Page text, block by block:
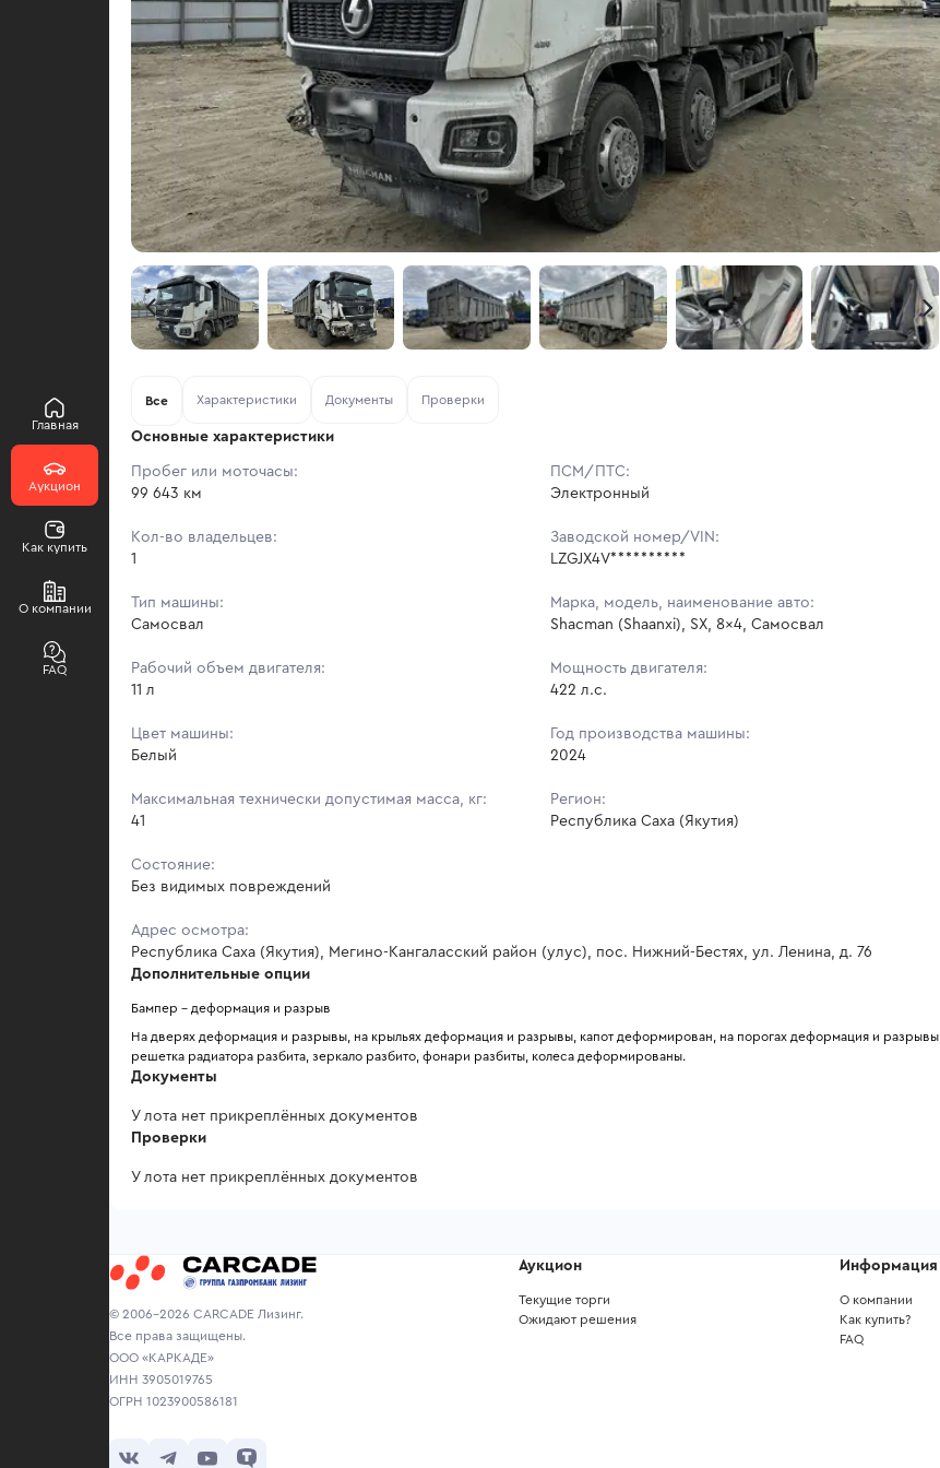
Главная
Аукцион
Как купить
О компании
FAQ
Все Характеристики Документы Проверки
Основные характеристики
Пробег или моточасы:
99 643 км
ПСМ/ПТС:
Электронный
Кол-во владельцев:
1
Заводской номер/VIN:
LZGJX4V**********
Тип машины:
Самосвал
Марка, модель, наименование авто:
Shacman (Shaanxi), SX, 8x4, Самосвал
Рабочий объем двигателя:
11 л
Мощность двигателя:
422 л.с.
Цвет машины:
Белый
Год производства машины:
2024
Максимальная технически допустимая масса, кг:
41
Регион:
Республика Саха (Якутия)
Состояние:
Без видимых повреждений
Адрес осмотра:
Республика Саха (Якутия), Мегино-Кангаласский район (улус), пос. Нижний-Бестях, ул. Ленина, д. 76
Дополнительные опции
Бампер - деформация и разрыв
На дверях деформация и разрывы, на крыльях деформация и разрывы, капот деформирован, на порогах деформация и разрывы,
решетка радиатора разбита, зеркало разбито, фонари разбиты, колеса деформированы.
Документы
У лота нет прикреплённых документов
Проверки
У лота нет прикреплённых документов
© 2006-2026 CARCADE Лизинг.
Все права защищены.
ООО «КАРКАДЕ»
ИНН 3905019765
ОГРН 1023900586181
Аукцион
Текущие торги
Ожидают решения
Информация
О компании
Как купить?
FAQ